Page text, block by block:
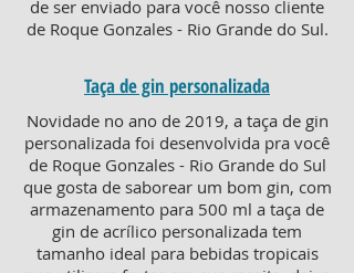
de ser enviado para você nosso cliente
de Roque Gonzales - Rio Grande do Sul.
Taça de gin personalizada
Novidade no ano de 2019, a taça de gin
personalizada foi desenvolvida pra você
de Roque Gonzales - Rio Grande do Sul
que gosta de saborear um bom gin, com
armazenamento para 500 ml a taça de
gin de acrílico personalizada tem
tamanho ideal para bebidas tropicais